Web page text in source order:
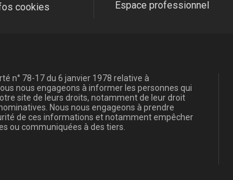
cookies
Espace professionnel
n° 78-17 du 6 janvier 1978 relative à
nous engageons à informer les personnes qui
site de leurs droits, notamment de leur droit
Nous nous engageons à prendre
de ces informations et notamment empêcher
ou communiquées à des tiers.